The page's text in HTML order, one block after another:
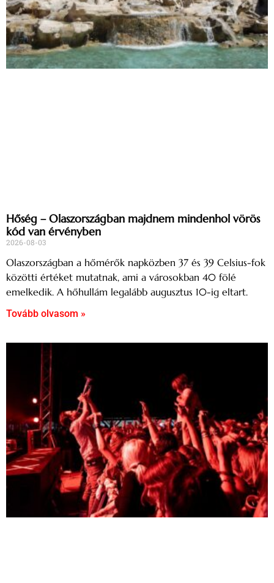
Hőség – Olaszországban majdnem mindenhol vörös
kód van érvényben
2026-08-03
Olaszországban a hőmérők napközben 37 és 39 Celsius-fok
közötti értéket mutatnak, ami a városokban 40 fölé
emelkedik. A hőhullám legalább augusztus 10-ig eltart.
Tovább olvasom »